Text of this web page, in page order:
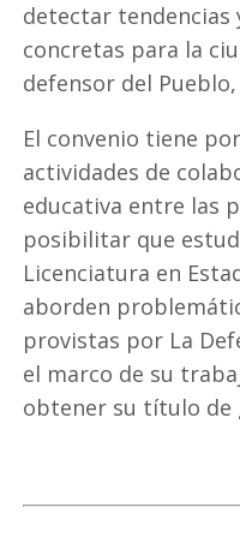
detectar tendencias
concretas para la
defensor del
El convenio tiene
actividades de
educativa entre las
posibilitar que
Licenciatura en
aborden
provistas por La
el marco de su
obtener su título de